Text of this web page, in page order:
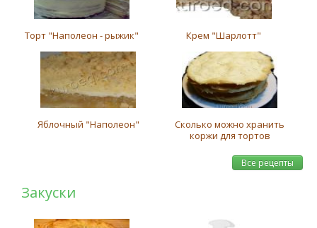
Торт "Наполеон - рыжик" Крем "Шарлотт"
Яблочный "Наполеон"
Сколько можно хранить
коржи для тортов
Все рецепты
Закуски